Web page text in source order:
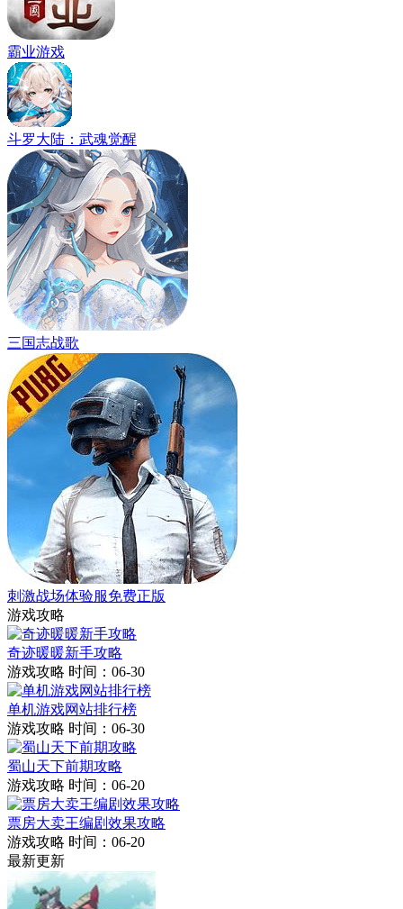
霸业游戏
斗罗大陆：武魂觉醒
三国志战歌
刺激战场体验服免费正版
游戏攻略
奇迹暖暖新手攻略
游戏攻略 时间：06-30
单机游戏网站排行榜
游戏攻略 时间：06-30
蜀山天下前期攻略
游戏攻略 时间：06-20
票房大卖王编剧效果攻略
游戏攻略 时间：06-20
最新更新